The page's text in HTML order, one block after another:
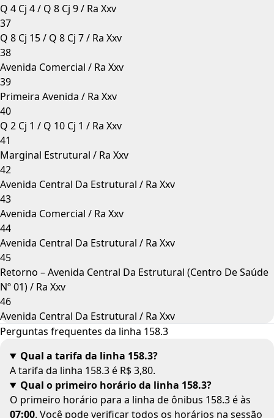
Q 4 Cj 4 / Q 8 Cj 9 / Ra Xxv
37
Q 8 Cj 15 / Q 8 Cj 7 / Ra Xxv
38
Avenida Comercial / Ra Xxv
39
Primeira Avenida / Ra Xxv
40
Q 2 Cj 1 / Q 10 Cj 1 / Ra Xxv
41
Marginal Estrutural / Ra Xxv
42
Avenida Central Da Estrutural / Ra Xxv
43
Avenida Comercial / Ra Xxv
44
Avenida Central Da Estrutural / Ra Xxv
45
Retorno – Avenida Central Da Estrutural (Centro De Saúde
Nº 01) / Ra Xxv
46
Avenida Central Da Estrutural / Ra Xxv
Perguntas frequentes da linha 158.3
Qual a tarifa da linha 158.3?
A tarifa da linha 158.3 é R$ 3,80.
Qual o primeiro horário da linha 158.3?
O primeiro horário para a linha de ônibus 158.3 é às
07:00. Você pode verificar todos os horários na sessão